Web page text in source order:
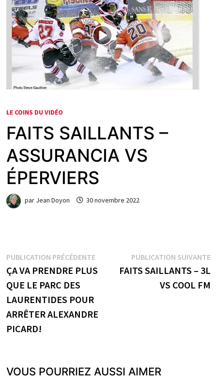
LE COINS DU VIDÉO
FAITS SAILLANTS –
ASSURANCIA VS
ÉPERVIERS
par Jean Doyon 30 novembre 2022
Navigation
de
l’article
PUBLICATION PRÉCÉDENTEPublication
précédente :
ÇA VA PRENDRE PLUS
QUE LE PARC DES
LAURENTIDES POUR
ARRÊTER ALEXANDRE
PICARD!
PUBLICATION SUIVANTE
FAITS SAILLANTS – 3L
VS COOL FM
VOUS POURRIEZ AUSSI AIMER